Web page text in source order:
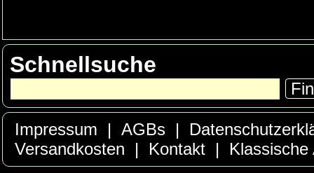
Schnellsuche
Impressum | AGBs |
Versandkosten
| Kontakt |